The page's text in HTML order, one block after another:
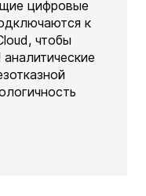
цифровые
к
чтобы